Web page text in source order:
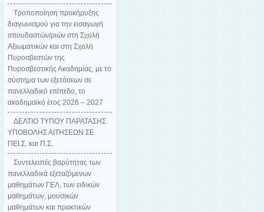
Τροποποίηση προκήρυξης
διαγωνισμού για την εισαγωγή
σπουδαστών/ριών στη Σχολή
Αξιωματικών και στη Σχολή
Πυροσβεστών της
Πυροσβεστικής Ακαδημίας, με το
σύστημα των εξετάσεων σε
πανελλαδικό επίπεδο, το
ακαδημαϊκό έτος 2026 – 2027
ΔΕΛΤΙΟ ΤΥΠΟΥ ΠΑΡΑΤΑΣΗΣ
ΥΠΟΒΟΛΗΣ ΑΙΤΗΣΕΩΝ ΣΕ
ΠΕΙ.Σ. και Π.Σ.
Συντελεστές βαρύτητας των
πανελλαδικά εξεταζόμενων
μαθημάτων ΓΕΛ, των ειδικών
μαθημάτων, μουσικών
μαθημάτων και πρακτικών